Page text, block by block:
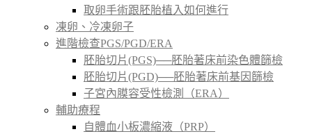
取卵手術跟胚胎植入如何進行
凍卵、冷凍卵子
進階檢查PGS/PGD/ERA
胚胎切片(PGS)──胚胎著床前染色體篩檢
胚胎切片(PGD)──胚胎著床前基因篩檢
子宮內膜容受性檢測（ERA）
輔助療程
自體血小板濃縮液（PRP）